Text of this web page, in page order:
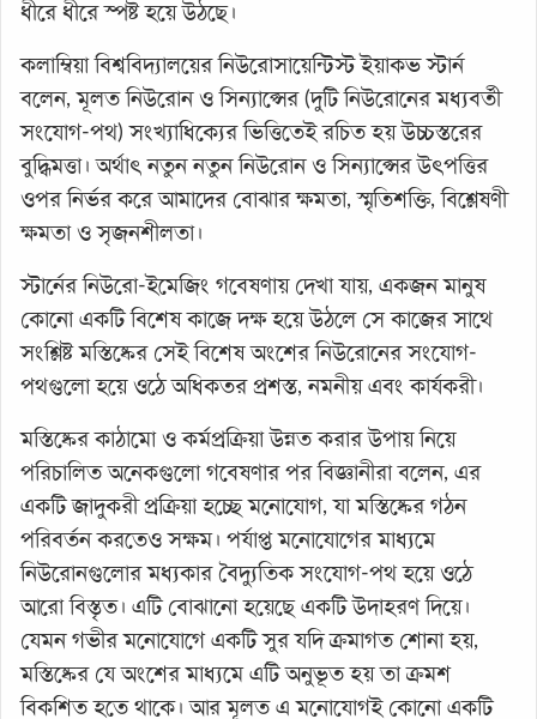
ধীরে ধীরে স্পষ্ট হয়ে উঠছে।
কলাম্বিয়া বিশ্ববিদ্যালয়ের নিউরোসায়েন্টিস্ট ইয়াকভ স্টার্ন
বলেন, মূলত নিউরোন ও সিন্যাপ্সের (দুটি নিউরোনের মধ্যবর্তী
সংযোগ-পথ) সংখ্যাধিক্যের ভিত্তিতেই রচিত হয় উচ্চস্তরের
বুদ্ধিমত্তা। অর্থাৎ নতুন নতুন নিউরোন ও সিন্যাপ্সের উৎপত্তির
ওপর নির্ভর করে আমাদের বোঝার ক্ষমতা, স্মৃতিশক্তি, বিশ্লেষণী
ক্ষমতা ও সৃজনশীলতা।
স্টার্নের নিউরো-ইমেজিং গবেষণায় দেখা যায়, একজন মানুষ
কোনো একটি বিশেষ কাজে দক্ষ হয়ে উঠলে সে কাজের সাথে
সংশ্লিষ্ট মস্তিষ্কের সেই বিশেষ অংশের নিউরোনের সংযোগ-
পথগুলো হয়ে ওঠে অধিকতর প্রশস্ত, নমনীয় এবং কার্যকরী।
মস্তিষ্কের কাঠামো ও কর্মপ্রক্রিয়া উন্নত করার উপায় নিয়ে
পরিচালিত অনেকগুলো গবেষণার পর বিজ্ঞানীরা বলেন, এর
একটি জাদুকরী প্রক্রিয়া হচ্ছে মনোযোগ, যা মস্তিষ্কের গঠন
পরিবর্তন করতেও সক্ষম। পর্যাপ্ত মনোযোগের মাধ্যমে
নিউরোনগুলোর মধ্যকার বৈদ্যুতিক সংযোগ-পথ হয়ে ওঠে
আরো বিস্তৃত। এটি বোঝানো হয়েছে একটি উদাহরণ দিয়ে।
যেমন গভীর মনোযোগে একটি সুর যদি ক্রমাগত শোনা হয়,
মস্তিষ্কের যে অংশের মাধ্যমে এটি অনুভূত হয় তা ক্রমশ
বিকশিত হতে থাকে। আর মূলত এ মনোযোগই কোনো একটি